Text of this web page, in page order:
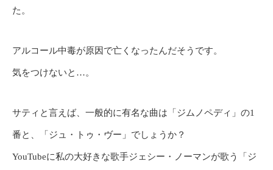
た。
アルコール中毒が原因で亡くなったんだそうです。
気をつけないと…。
サティと言えば、一般的に有名な曲は「ジムノペディ」の1
番と、「ジュ・トゥ・ヴー」でしょうか？
YouTubeに私の大好きな歌手ジェシー・ノーマンが歌う「ジ